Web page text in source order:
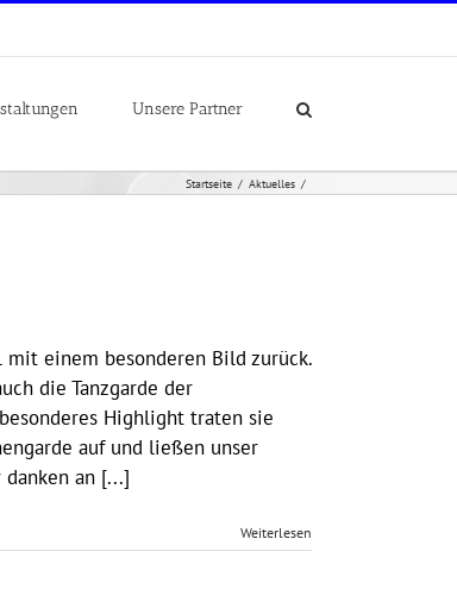
Unsere Partner
Startseite Aktuelles
einem besonderen Bild zurück.
die Tanzgarde der
Highlight traten sie
auf und ließen unser
danken an [...]
Weiterlesen